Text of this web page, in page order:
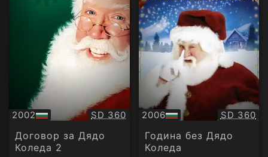
2002
БГ
аудио
Качество:
SD 360
Договор за Дядо
Коледа 2
2006
БГ
аудио
SD 360
Година без Дядо
Коледа